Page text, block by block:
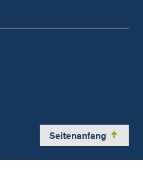
Seitenanfang y